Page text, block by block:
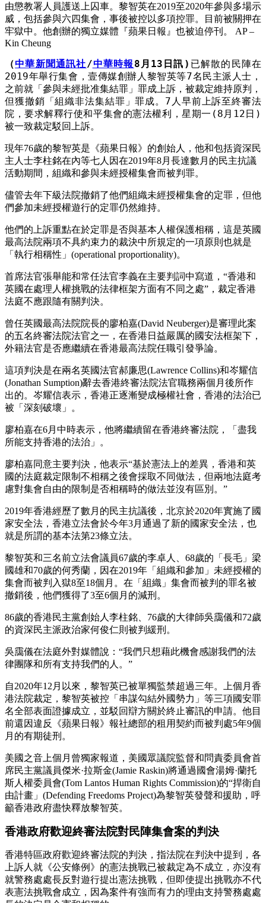
由懲教署人員護送上囚車。黎智英在2019至2020年參與多場示
威，包括參與六四集會，事後被控以多項控罪。目前被關押在
牢獄中。他創辦的獨立媒體『蘋果日報』也被迫停刊。 AP –
Kin Cheung
（中華新聞通訊社 /中華時報 8月13日訊) 已解散的民陣在
2019年舉行集會，壹傳媒創辦人黎智英等7名民主派人士，
之前就「參與未經批准集結罪」罪成上訴，被裁定維持原判，
但獲撤銷「組織非法集結罪」罪成。7人早前上訴至終審法
院，要求解釋行使和平集會的憲法權利，星期一(8月12日)
被一致裁定駁回上訴。
現年76歲的黎智英是《蘋果日報》的創始人，他和包括資深民
主人士李柱銘在內等七人因在2019年8月長達數月的民主抗議
活動期間，組織和參與未經授權集會而被判罪。
儘管去年下級法院撤銷了他們組織未經授權集會的定罪，但他
們參加未經授權遊行的定罪仍然維持。
他們的上訴重點在於定罪是否與基本人權保護相稱，這是英國
最高法院兩項不具約束力的裁決中所規定的一項原則也就是
「執行相稱性」(operational proportionality)。
首席法官張舉能和常任法官李義在主要判詞中寫道，“香港和
英國在處理人權挑戰的法律框架方面有不同之處”，裁定香港
法庭不應跟隨有關判決。
曾任英國最高法院院長的廖柏嘉(David Neuberger)是審理此案
的五名終審法院法官之一，在香港日益嚴厲的國安法框架下，
外籍法官是否應繼續在香港最高法院任職引發爭論。
這項判決是在兩名英國法官郝廉思(Lawrence Collins)和岑耀信
(Jonathan Sumption)辭去香港終審法院法官職務兩個月後所作
出的。岑耀信表示，香港正逐漸變成極權社會，香港的法治已
被「深刻破壞」。
廖柏嘉在6月中時表示，他將繼續留在香港終審法院，「盡我
所能支持香港的法治」。
廖柏嘉同意主要判決，他表示“基於憲法上的差異，香港和英
國的法庭裁定限制不相稱之後會採取不同做法，但兩地法庭考
慮對集會自由的限制是否相稱時的做法並沒有區別。”
2019年香港經歷了數月的民主抗議後，北京於2020年實施了國
家安全法，香港立法會於今年3月通過了新的國家安全法，也
就是所謂的基本法第23條立法。
黎智英和三名前立法會議員67歲的李卓人、68歲的「長毛」梁
國雄和70歲的何秀蘭，因在2019年「組織和參加」未經授權的
集會而被判入獄8至18個月。在「組織」集會而被判的罪名被
撤銷後，他們獲得了3至6個月的減刑。
86歲的香港民主黨創始人李柱銘、76歲的大律師吳靄儀和72歲
的資深民主派政治家何俊仁則被判緩刑。
吳靄儀在法庭外對媒體說：“我們只想藉此機會感謝我們的法
律團隊和所有支持我們的人。”
自2020年12月以來，黎智英已被單獨監禁超過三年。上個月香
港法院裁定，黎智英被控「串謀勾結外國勢力」等三項國安罪
名全部表面證據成立，並駁回辯方關於終止審訊的申請。他目
前還因違反《蘋果日報》報社總部的租用契約而被判處5年9個
月的有期徒刑。
美國之音上個月曾獨家報道，美國眾議院監督和問責委員會首
席民主黨議員傑米·拉斯金(Jamie Raskin)將通過國會湯姆·蘭托
斯人權委員會(Tom Lantos Human Rights Commission)的“捍衛自
由計畫」(Defending Freedoms Project)為黎智英發聲和援助，呼
籲香港政府盡快釋放黎智英。
香港政府歡迎終審法院對民陣集會案的判決
香港特區政府歡迎終審法院的判決，指法院在判決中提到，各
上訴人就《公安條例》的憲法挑戰已被裁定為不成立，亦沒有
就警務處處長反對遊行提出憲法挑戰，但即使提出挑戰亦不代
表憲法挑戰會成立，因為案件有強而有力的理由支持警務處處